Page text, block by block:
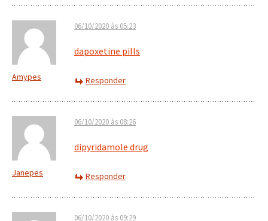
Amypes
06/10/2020 às 05:23
dapoxetine pills
Responder
Janepes
06/10/2020 às 08:26
dipyridamole drug
Responder
06/10/2020 às 09:29